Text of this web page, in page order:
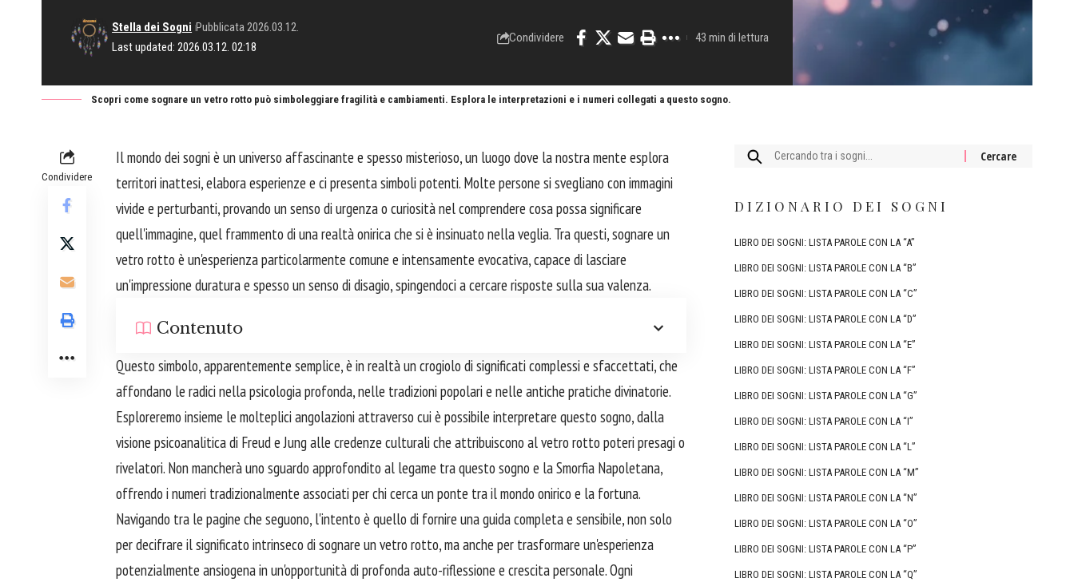
Last updated: 2026.03.12. 02:18
Stella dei Sogni Pubblicata 2026.03.12.
Condividere 43 min di lettura
Scopri come sognare un vetro rotto può simboleggiare fragilità e cambiamenti. Esplora le interpretazioni e i numeri collegati a questo sogno.
Condividere
Il mondo dei sogni è un universo affascinante e spesso misterioso, un luogo dove la nostra mente esplora
territori inattesi, elabora esperienze e ci presenta simboli potenti. Molte persone si svegliano con immagini
vivide e perturbanti, provando un senso di urgenza o curiosità nel comprendere cosa possa significare
quell'immagine, quel frammento di una realtà onirica che si è insinuato nella veglia. Tra questi, sognare un
vetro rotto è un'esperienza particolarmente comune e intensamente evocativa, capace di lasciare
un'impressione duratura e spesso un senso di disagio, spingendoci a cercare risposte sulla sua valenza.
Contenuto
Questo simbolo, apparentemente semplice, è in realtà un crogiolo di significati complessi e sfaccettati, che
affondano le radici nella psicologia profonda, nelle tradizioni popolari e nelle antiche pratiche divinatorie.
Esploreremo insieme le molteplici angolazioni attraverso cui è possibile interpretare questo sogno, dalla
visione psicoanalitica di Freud e Jung alle credenze culturali che attribuiscono al vetro rotto poteri presagi o
rivelatori. Non mancherà uno sguardo approfondito al legame tra questo sogno e la Smorfia Napoletana,
offrendo i numeri tradizionalmente associati per chi cerca un ponte tra il mondo onirico e la fortuna.
Navigando tra le pagine che seguono, l'intento è quello di fornire una guida completa e sensibile, non solo
per decifrare il significato intrinseco di sognare un vetro rotto, ma anche per trasformare un'esperienza
potenzialmente ansiogena in un'opportunità di profonda auto-riflessione e crescita personale. Ogni
Cercare:
DIZIONARIO DEI SOGNI
LIBRO DEI SOGNI: LISTA PAROLE CON LA “A”
LIBRO DEI SOGNI: LISTA PAROLE CON LA “B”
LIBRO DEI SOGNI: LISTA PAROLE CON LA “C”
LIBRO DEI SOGNI: LISTA PAROLE CON LA “D”
LIBRO DEI SOGNI: LISTA PAROLE CON LA “E”
LIBRO DEI SOGNI: LISTA PAROLE CON LA “F”
LIBRO DEI SOGNI: LISTA PAROLE CON LA “G”
LIBRO DEI SOGNI: LISTA PAROLE CON LA “I”
LIBRO DEI SOGNI: LISTA PAROLE CON LA “L”
LIBRO DEI SOGNI: LISTA PAROLE CON LA “M”
LIBRO DEI SOGNI: LISTA PAROLE CON LA “N”
LIBRO DEI SOGNI: LISTA PAROLE CON LA “O”
LIBRO DEI SOGNI: LISTA PAROLE CON LA “P”
LIBRO DEI SOGNI: LISTA PAROLE CON LA “Q”